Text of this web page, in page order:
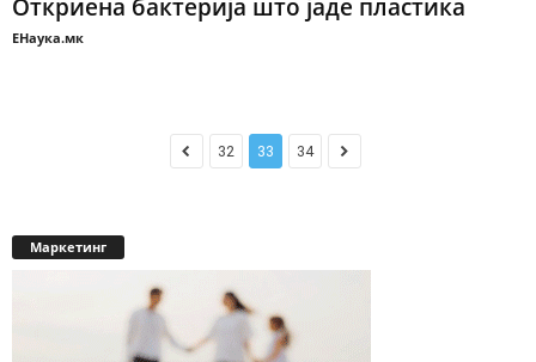
Откриена бактерија што јаде пластика
ЕНаука.мк
32 33 34
Маркетинг